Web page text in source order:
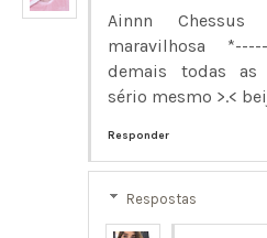
Ainnn
maravilhosa
demais todas as
sério mesmo >.<
Responder
Respostas